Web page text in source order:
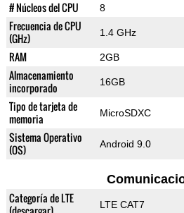
# Núcleos del CPU 8
Frecuencia de CPU
(GHz)
1.4 GHz
RAM 2GB
Almacenamiento
incorporado
16GB
Tipo de tarjeta de
memoria
MicroSDXC
Sistema Operativo
(OS)
Android 9.0
Categoría de LTE
LTE CAT7